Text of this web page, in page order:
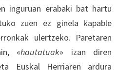
inguruan erabaki bat hartu
zuen ez ginela kapable
ulertzeko. Paretaren
«hautatuak» izan diren
Euskal Herriaren ardura